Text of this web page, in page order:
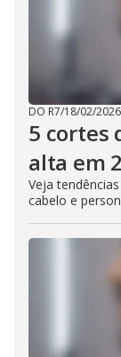
DO R7/18/02/2026
5 cortes
alta em
Veja
cabelo e